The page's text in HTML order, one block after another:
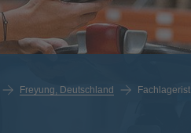
Freyung, Deutschland Fachlagerist